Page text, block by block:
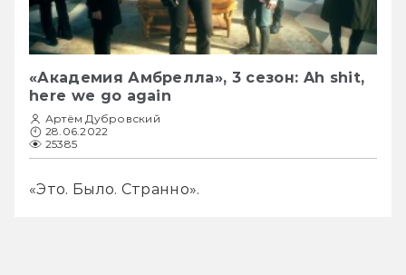
«Академия Амбрелла», 3 сезон: Ah shit,
here we go again
Артём Дубровский
28.06.2022
25385
«Это. Было. Странно».